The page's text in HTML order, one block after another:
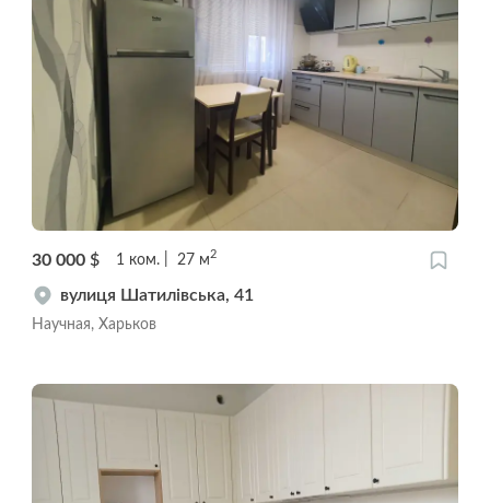
30 000 $ 1 ком. 27 м2
вулиця Шатилівська, 41
Научная, Харьков